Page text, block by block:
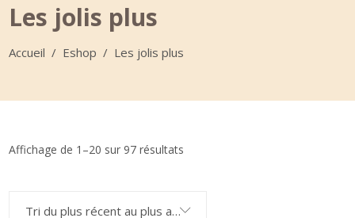
Les jolis plus
Accueil / Eshop / Les jolis plus
Affichage de 1–20 sur 97 résultats
Tri du plus récent au plus ancien